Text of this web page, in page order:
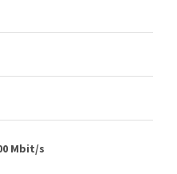
Mbit/s